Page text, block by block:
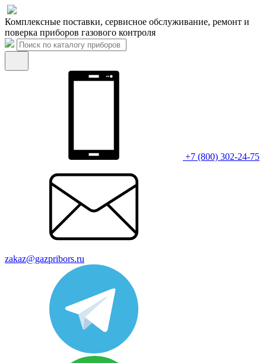
Комплексные поставки, сервисное обслуживание, ремонт и
поверка приборов газового контроля
+7 (800) 302-24-75
zakaz@gazpribors.ru